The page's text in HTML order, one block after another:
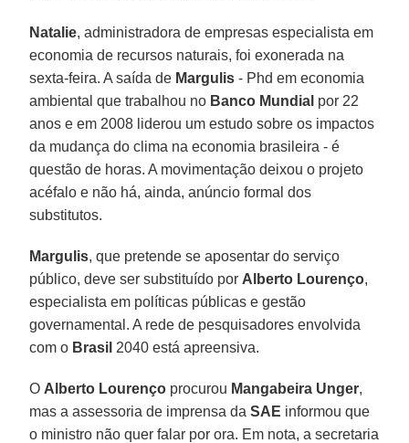
Natalie, administradora de empresas especialista em
economia de recursos naturais, foi exonerada na
sexta-feira. A saída de Margulis - Phd em economia
ambiental que trabalhou no Banco Mundial por 22
anos e em 2008 liderou um estudo sobre os impactos
da mudança do clima na economia brasileira - é
questão de horas. A movimentação deixou o projeto
acéfalo e não há, ainda, anúncio formal dos
substitutos.
Margulis, que pretende se aposentar do serviço
público, deve ser substituído por Alberto Lourenço,
especialista em políticas públicas e gestão
governamental. A rede de pesquisadores envolvida
com o Brasil 2040 está apreensiva.
O Alberto Lourenço procurou Mangabeira Unger,
mas a assessoria de imprensa daSAE informou que
o ministro não quer falar por ora. Em nota, a secretaria